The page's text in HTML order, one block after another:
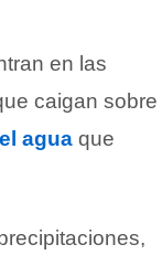
en las
caigan sobre
agua que